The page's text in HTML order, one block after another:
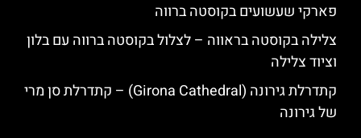
פארקי שעשועים בקוסטה ברווה
צלילה בקוסטה בראווה – לצלול בקוסטה ברווה עם בלון
וציוד צלילה
קתדרלת גירונה (Girona Cathedral) – קתדרלת סן מרי
של גירונה